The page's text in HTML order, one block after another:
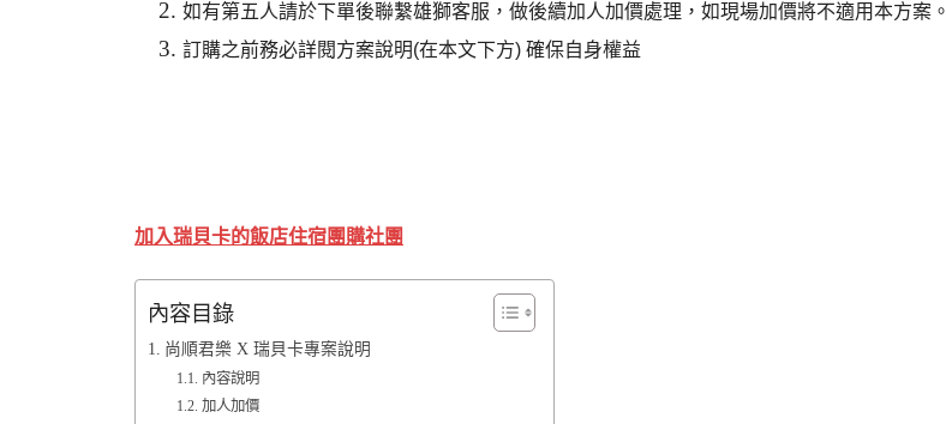
如有第五人請於下單後聯繫雄獅客服，做後續加人加價處理，如現場加價將不適用本方案。
訂購之前務必詳閱方案說明(在本文下方) 確保自身權益
加入瑞貝卡的飯店住宿團購社團
內容目錄
尚順君樂 X 瑞貝卡專案說明
內容說明
加人加價